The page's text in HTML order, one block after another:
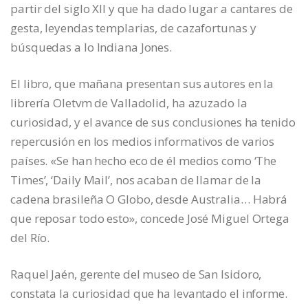
partir del siglo XII y que ha dado lugar a cantares de
gesta, leyendas templarias, de cazafortunas y
búsquedas a lo Indiana Jones.
El libro, que mañana presentan sus autores en la
librería Oletvm de Valladolid, ha azuzado la
curiosidad, y el avance de sus conclusiones ha tenido
repercusión en los medios informativos de varios
países. «Se han hecho eco de él medios como ‘The
Times’, ‘Daily Mail’, nos acaban de llamar de la
cadena brasileña O Globo, desde Australia… Habrá
que reposar todo esto», concede José Miguel Ortega
del Río.
Raquel Jaén, gerente del museo de San Isidoro,
constata la curiosidad que ha levantado el informe.